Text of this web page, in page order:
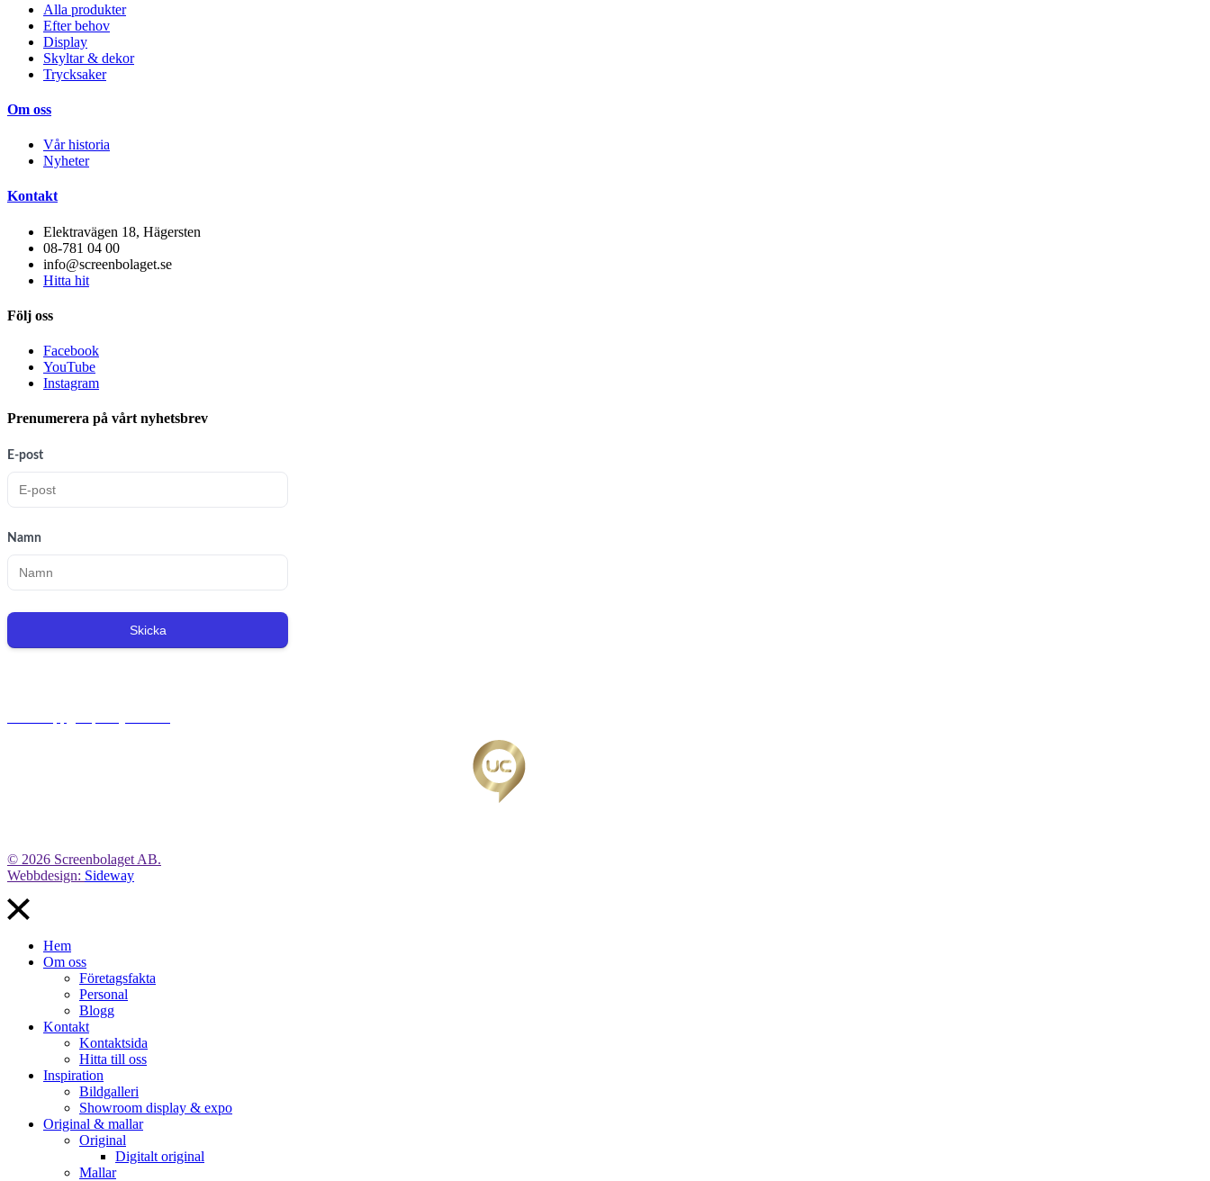
Alla produkter
Efter behov
Display
Skyltar & dekor
Trycksaker
Om oss
Vår historia
Nyheter
Kontakt
Elektravägen 18, Hägersten
08-781 04 00
info@screenbolaget.se
Hitta hit
Följ oss
Facebook
YouTube
Instagram
Prenumerera på vårt nyhetsbrev
E-post
Namn
Skicka
© 2026 Screenbolaget AB.
Webbdesign: Sideway
Hem
Om oss
Företagsfakta
Personal
Blogg
Kontakt
Kontaktsida
Hitta till oss
Inspiration
Bildgalleri
Showroom display & expo
Original & mallar
Original
Digitalt original
Mallar